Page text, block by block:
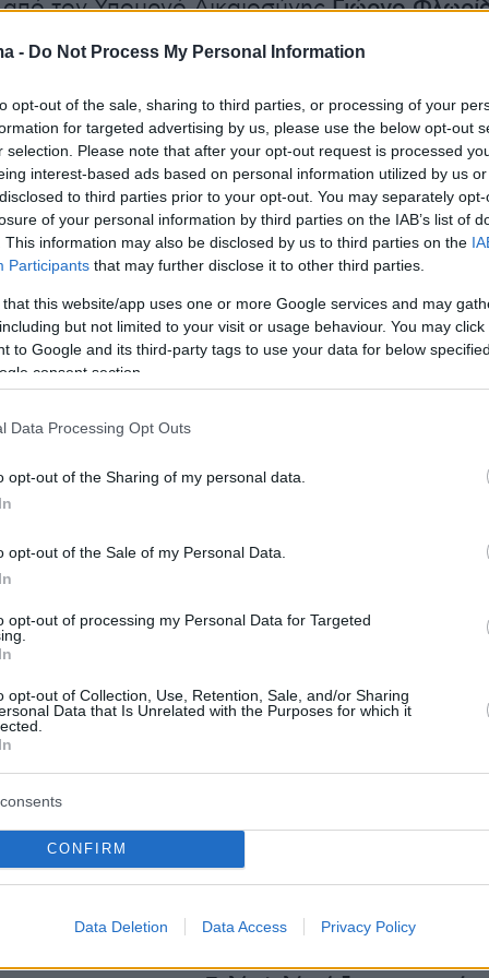
- Do Not Process My Personal Information
opt-out of the sale, sharing to third parties, or processing of your
for targeted advertising by us, please use the below opt-out
selection. Please note that after your opt-out request is processed
interest-based ads based on personal information utilized by us
to third parties prior to your opt-out. You may separately
of your personal information by third parties on the IAB’s list of
This information may also be disclosed by us to third parties on the
Participants that may further disclose it to other third parties.
that this website/app uses one or more Google services and may
but not limited to your visit or usage behaviour. You may
to Google and its third-party tags to use your data for below
consent section.
Data Processing Opt Outs
opt-out of the Sharing of my personal data.
opt-out of the Sale of my Personal Data.
opt-out of processing my Personal Data for Targeted
opt-out of Collection, Use, Retention, Sale, and/or Sharing
Data that Is Unrelated with the Purposes for which it
CONFIRM
Data Deletion Data Access Privacy Policy
τον Υπουργό ΔικαιοσύνηςΓιώργο
για την ενσωμάτωση της Οδηγίας
με τον ορισμό των ποινικών αδικημάτων
των περιοριστικών μέτρων της Ένωσης
της Οδηγίας 2018/1673
από τον Υπουργό ΥγείαςΆδωνι Γεωργιάδη
του Υπουργείου του.
οι δύο συλληφθέντες για τη φωτιά στον
δύο τόνοι πετσέτες, ομπρέλες και
Καλλιθέα και Πολύχρονο στη Χαλκιδική
σε σούπερ μάρκετ στην Πέτρου
στοProtothema.gr